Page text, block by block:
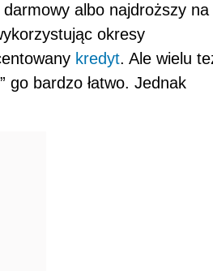
albo najdroższy na
okresy
kredyt. Ale wielu
go bardzo łatwo. Jednak